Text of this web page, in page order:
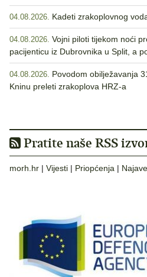
04.08.2026. Kadeti zrakoplovnog
04.08.2026. Vojni piloti tijekom noći
pacijenticu iz Dubrovnika u Split, a
04.08.2026. Povodom obilježavanja
Kninu preleti zrakoplova HRZ-a
Pratite naše RSS
morh.hr | Vijesti | Priopćenja | Najave